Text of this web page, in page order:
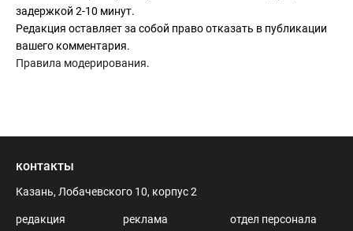
задержкой 2-10 минут.
Редакция оставляет за собой право отказать в публикации
вашего комментария.
Правила модерирования.
контакты
Казань, Лобачевского 10, корпус 2
редакция
реклама
отдел персонала